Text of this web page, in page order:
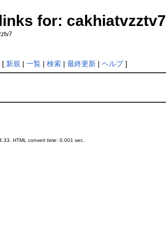
for: cakhiatvzztv7
新規 | 一覧| 検索| 最終更新| ヘルプ]
HTML convert time: 0.001 sec.